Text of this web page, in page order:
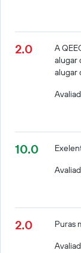
2.0
A
alugar
alugar
10.0
2.0
Puras